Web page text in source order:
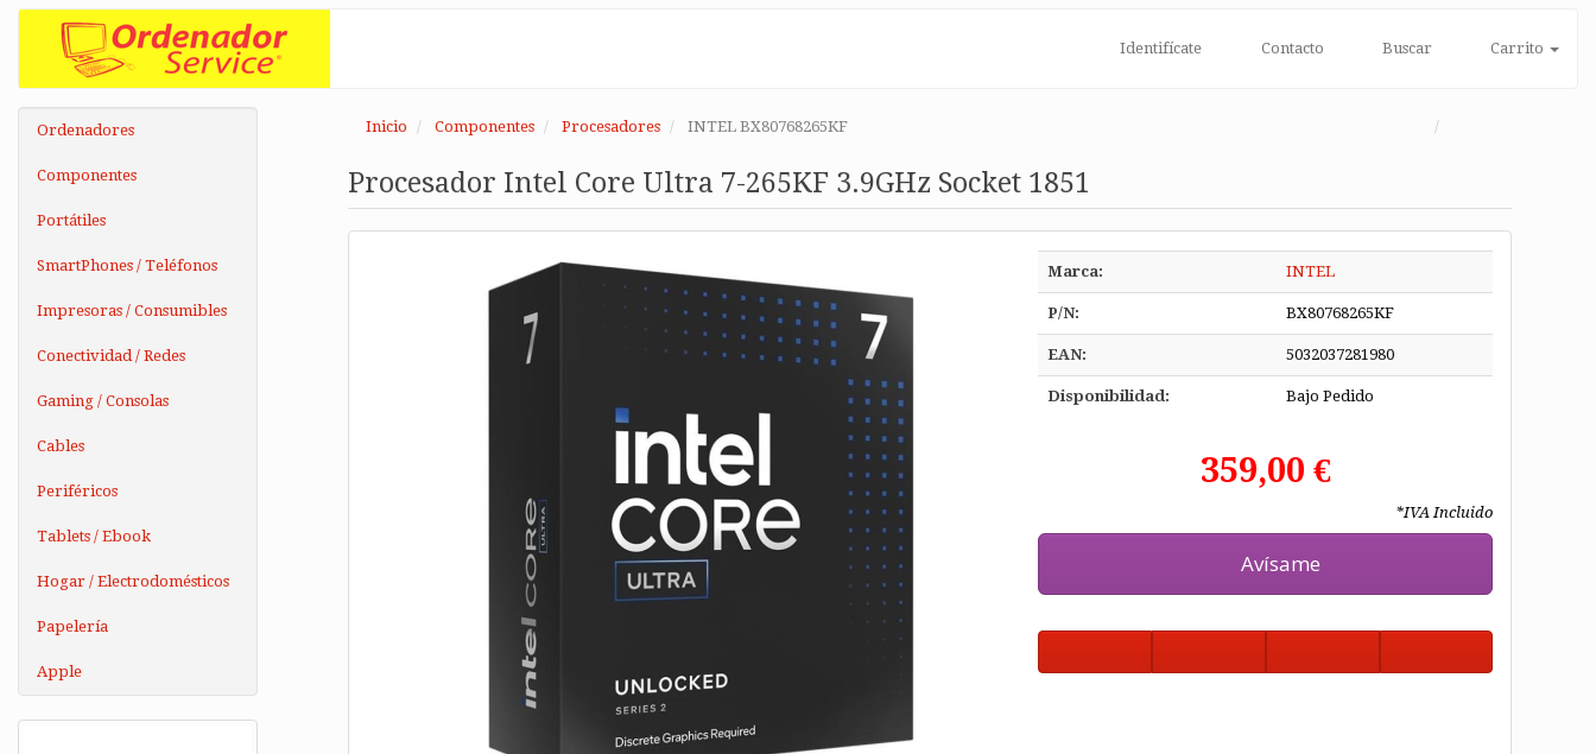
Identifícate Contacto Buscar Carrito
Ordenadores
Componentes
Portátiles
SmartPhones / Teléfonos
Impresoras / Consumibles
Conectividad / Redes
Gaming / Consolas
Cables
Periféricos
Tablets / Ebook
Hogar / Electrodomésticos
Papelería
Apple
Inicio Componentes Procesadores INTEL BX80768265KF
Procesador Intel Core Ultra 7-265KF 3.9GHz Socket 1851
Marca: INTEL
P/N: BX80768265KF
EAN: 5032037281980
Disponibilidad: Bajo Pedido
359,00 €
*IVA Incluido
Avísame